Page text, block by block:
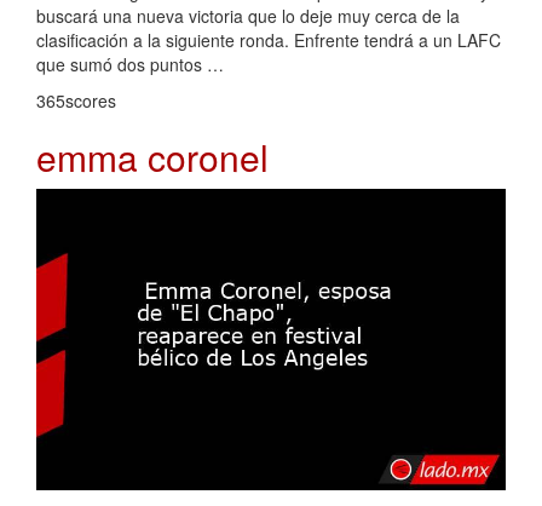
buscará una nueva victoria que lo deje muy cerca de la
clasificación a la siguiente ronda. Enfrente tendrá a un LAFC
que sumó dos puntos …
365scores
emma coronel